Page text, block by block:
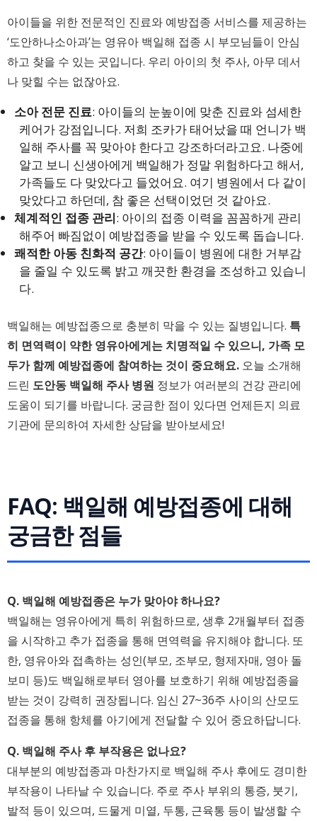
아이들을 위한 전문적인 진료와 예방접종 서비스를 제공하는
‘도안하나소아과’는 영유아 백일해 접종 시 부모님들이 안심
하고 찾을 수 있는 곳입니다. 우리 아이의 첫 주사, 아무 데서
나 맞힐 수는 없잖아요.
소아 전문 진료: 아이들의 눈높이에 맞춘 진료와 섬세한
케어가 강점입니다. 저희 조카가 태어났을 때 언니가 백
일해 주사를 꼭 맞아야 한다고 강조하더라고요. 나중에
알고 보니 신생아에게 백일해가 정말 위험하다고 해서,
가족들도 다 맞았다고 들었어요. 여기 병원에서 다 같이
맞았다고 하던데, 참 좋은 선택이었던 것 같아요.
체계적인 접종 관리: 아이의 접종 이력을 꼼꼼하게 관리
해주어 빠짐없이 예방접종을 받을 수 있도록 돕습니다.
쾌적한 아동 친화적 공간: 아이들이 병원에 대한 거부감
을 줄일 수 있도록 밝고 깨끗한 환경을 조성하고 있습니
다.
백일해는 예방접종으로 충분히 막을 수 있는 질병입니다. 특
히 면역력이 약한 영유아에게는 치명적일 수 있으니, 가족 모
두가 함께 예방접종에 참여하는 것이 중요해요. 오늘 소개해
드린 도안동 백일해 주사 병원 정보가 여러분의 건강 관리에
도움이 되기를 바랍니다. 궁금한 점이 있다면 언제든지 의료
기관에 문의하여 자세한 상담을 받아보세요!
FAQ: 백일해 예방접종에 대해
궁금한 점들
Q. 백일해 예방접종은 누가 맞아야 하나요?
백일해는 영유아에게 특히 위험하므로, 생후 2개월부터 접종
을 시작하고 추가 접종을 통해 면역력을 유지해야 합니다. 또
한, 영유아와 접촉하는 성인(부모, 조부모, 형제자매, 영아 돌
보미 등)도 백일해로부터 영아를 보호하기 위해 예방접종을
받는 것이 강력히 권장됩니다. 임신 27~36주 사이의 산모도
접종을 통해 항체를 아기에게 전달할 수 있어 중요하답니다.
Q. 백일해 주사 후 부작용은 없나요?
대부분의 예방접종과 마찬가지로 백일해 주사 후에도 경미한
부작용이 나타날 수 있습니다. 주로 주사 부위의 통증, 붓기,
발적 등이 있으며, 드물게 미열, 두통, 근육통 등이 발생할 수